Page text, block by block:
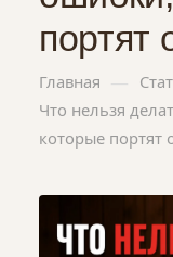
портят
Главная —
Что нельзя
которые портят